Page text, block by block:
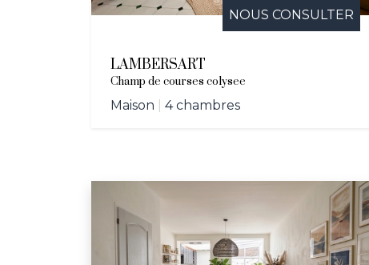
NOUS CONSULTER
LAMBERSART
Champ de courses colysee
Maison 4 chambres